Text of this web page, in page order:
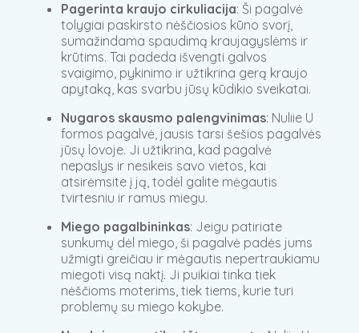
Pagerinta kraujo cirkuliacija: Ši pagalvė
tolygiai paskirsto nėščiosios kūno svorį,
sumažindama spaudimą kraujagyslėms ir
krūtims. Tai padeda išvengti galvos
svaigimo, pykinimo ir užtikrina gerą kraujo
apytaką, kas svarbu jūsų kūdikio sveikatai.
Nugaros skausmo palengvinimas: Nuliie U
formos pagalvė, jausis tarsi šešios pagalvės
jūsų lovoje. Ji užtikrina, kad pagalvė
nepaslys ir nesikeis savo vietos, kai
atsirėmsite į ją, todėl galite mėgautis
tvirtesniu ir ramus miegu.
Miego pagalbininkas: Jeigu patiriate
sunkumų dėl miego, ši pagalvė padės jums
užmigti greičiau ir mėgautis nepertraukiamu
miegoti visą naktį. Ji puikiai tinka tiek
nėščioms moterims, tiek tiems, kurie turi
problemų su miego kokybe.